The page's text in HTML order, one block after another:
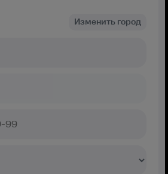
Изменить город